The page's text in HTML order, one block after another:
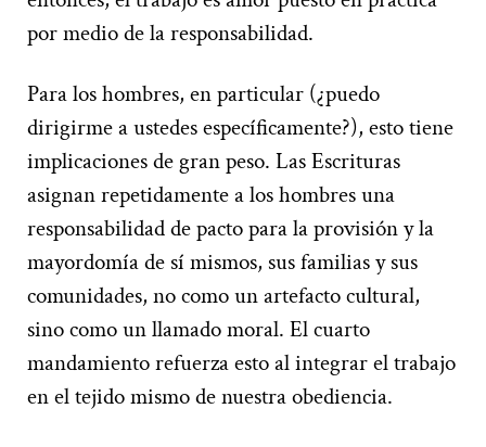
por medio de la responsabilidad.
Para los hombres, en particular (¿puedo
dirigirme a ustedes específicamente?), esto tiene
implicaciones de gran peso. Las Escrituras
asignan repetidamente a los hombres una
responsabilidad de pacto para la provisión y la
mayordomía de sí mismos, sus familias y sus
comunidades, no como un artefacto cultural,
sino como un llamado moral. El cuarto
mandamiento refuerza esto al integrar el trabajo
en el tejido mismo de nuestra obediencia.